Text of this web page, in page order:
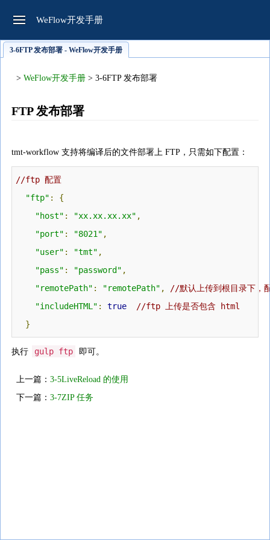
WeFlow开发手册
3-6FTP 发布部署 - WeFlow开发手册
> WeFlow开发手册 > 3-6FTP 发布部署
FTP 发布部署
tmt-workflow 支持将编译后的文件部署上 FTP，只需如下配置：
//ftp 配置
"ftp" :
{
"host" : "xx.xx.xx.xx" ,
"port" : "8021" ,
"user" : "tmt" ,
"pass" : "password" ,
"remotePath" : "remotePath" ,
//默认上传到根目录下，
"includeHTML " : true
//ftp 上传是否包含 html
}
执行 gulp ftp 即可。
上一篇： 3-5LiveReload 的使用
下一篇： 3-7ZIP 任务